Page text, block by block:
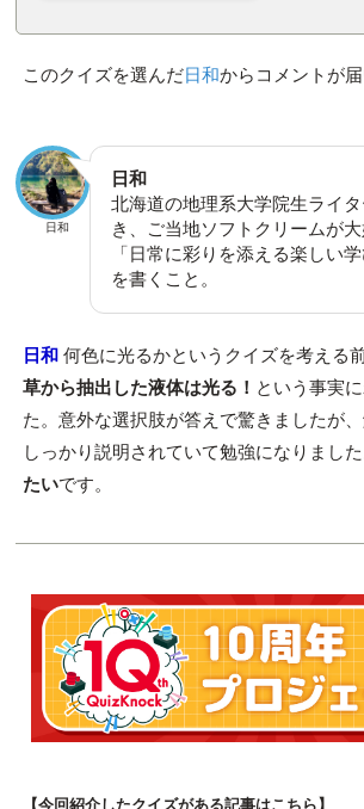
このクイズを選んだ日和からコメントが届
日和
日和
北海道の地理系大学院生ライ
き、ご当地ソフトクリームが
「日常に彩りを添える楽しい
を書くこと。
日和何色に光るかというクイズを考える
草から抽出した液体は光る！ という事実
た。意外な選択肢が答えで驚きましたが
しっかり説明されていて勉強になりました
たいです。
【今回紹介したクイズがある記事はこちら】